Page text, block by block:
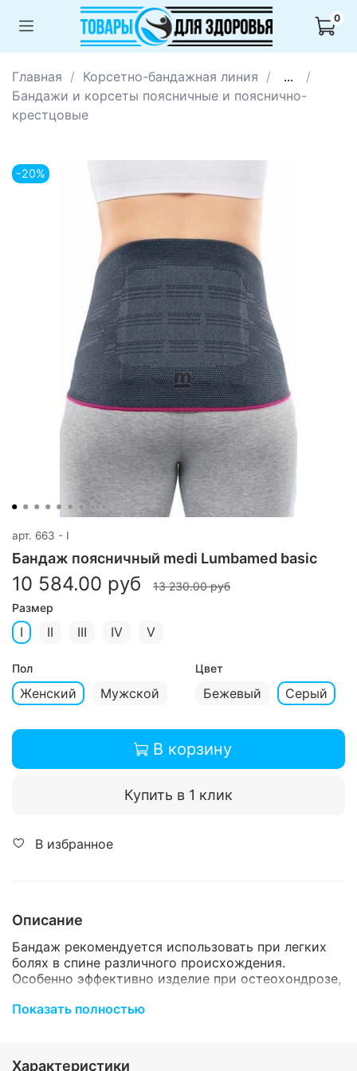
0
Главная Корсетно-бандажная линия
...
Бандажи и корсеты поясничные и пояснично-
крестцовые
-20%
арт. 663 - I
Бандаж поясничный medi Lumbamed basic
10 584.00 руб
13 230.00 руб
Размер
I II III IV V
Пол
Женский Мужской
Цвет
Бежевый Серый
В корзину
Купить в 1 клик
В избранное
Описание
Бандаж рекомендуется использовать при легких
болях в спине различного происхождения.
Особенно эффективно изделие при остеохондрозе,
суставов позвоночника.
Показать полностью
Характеристики